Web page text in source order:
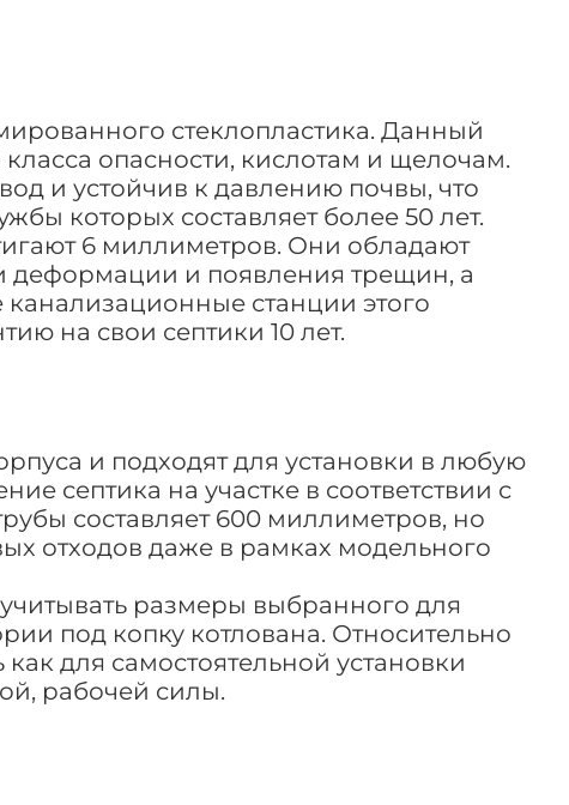
стеклопластика. Данный
опасности, кислотам и щелочам.
и устойчив к давлению почвы, что
которых составляет более 50 лет.
6 миллиметров. Они обладают
деформации и появления трещин, а
станции этого
на свои септики 10 лет.
и подходят для установки в любую
септика на участке в соответствии с
составляет 600 миллиметров, но
отходов даже в рамках модельного
размеры выбранного для
под копку котлована. Относительно
для самостоятельной установки
рабочей силы.